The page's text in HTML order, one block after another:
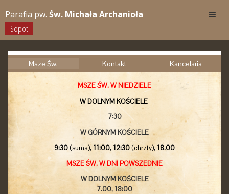
Parafia pw. Św. Michała Archanioła
Sopot
Msze Św. Kontakt Kancelaria
MSZE ŚW. W NIEDZIELE
W DOLNYM KOŚCIELE
7:30
W GÓRNYM KOŚCIELE
9:30(suma), 11:00, 12:30(chrzty), 18.00
MSZE ŚW. W DNI POWSZEDNIE
W DOLNYM KOŚCIELE
7.00, 18:00